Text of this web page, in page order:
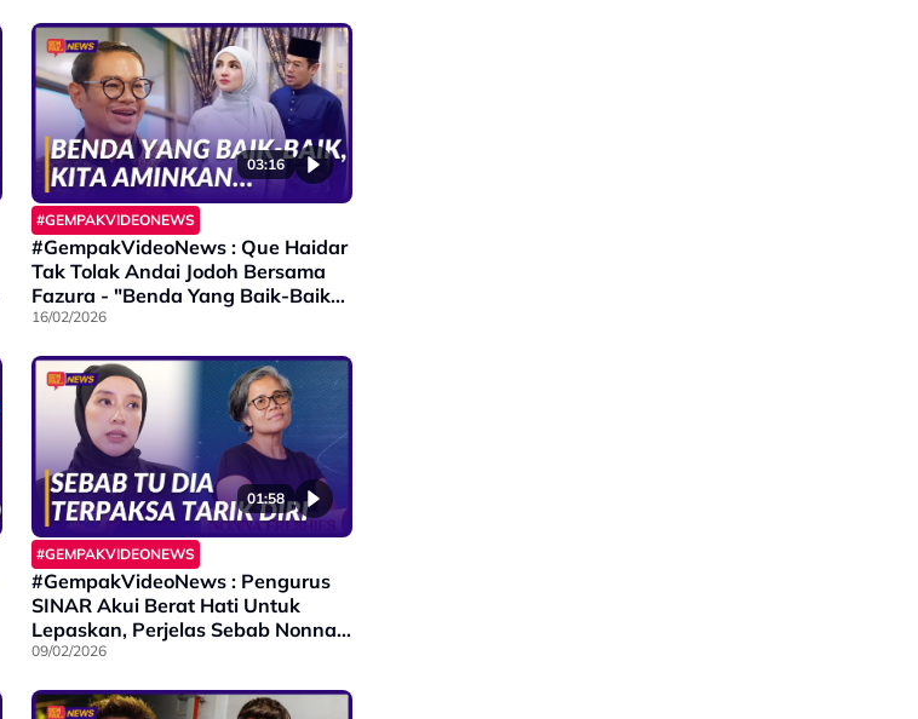
03:16
#GEMPAKVIDEONEWS
#GempakVideoNews : Que Haidar
Tak Tolak Andai Jodoh Bersama
Fazura - "Benda Yang Baik-Baik
kita Aminkan..."
16/02/2026
01:58
#GEMPAKVIDEONEWS
#GempakVideoNews : Pengurus
SINAR Akui Berat Hati Untuk
Lepaskan, Perjelas Sebab Nonna
Freshies Tarik Diri
09/02/2026